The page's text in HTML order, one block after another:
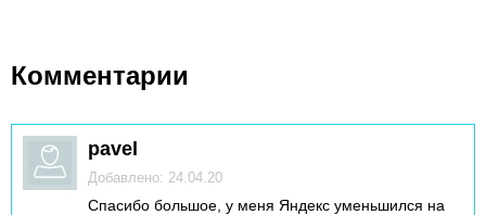
Комментарии
pavel
Добавлено: 24.04.20
Спасибо большое, у меня Яндекс уменьшился на